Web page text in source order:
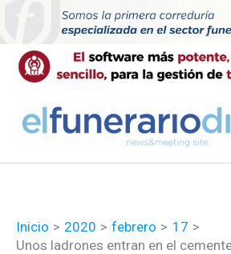
contenido
Inicio 2020 febrero
17
Unos ladrones entran en el